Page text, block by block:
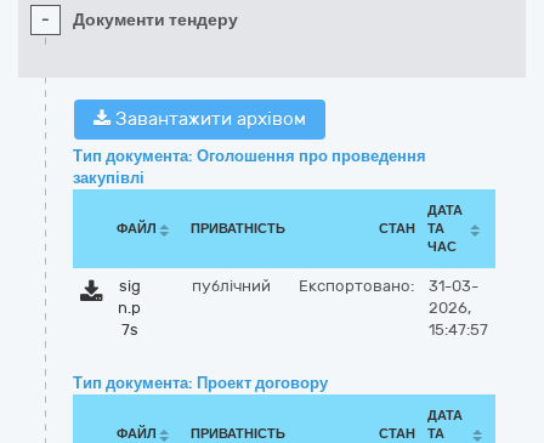
- Документи тендеру
Завантажити архівом
Тип документа: Оголошення про проведення
закупівлі
ФАЙЛ ПРИВАТНІСТЬ СТАН
ДАТА
ТА
ЧАС
sig
n.p
7s
публічний Експортовано:
31-03-
2026,
15:47:57
Тип документа: Проект договору
ФАЙЛ ПРИВАТНІСТЬ СТАН
ДАТА
ТА